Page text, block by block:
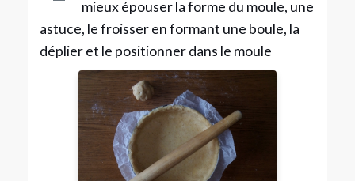
mieux épouser la forme du moule, une
astuce, le froisser en formant une boule, la
déplier et le positionner dans le moule